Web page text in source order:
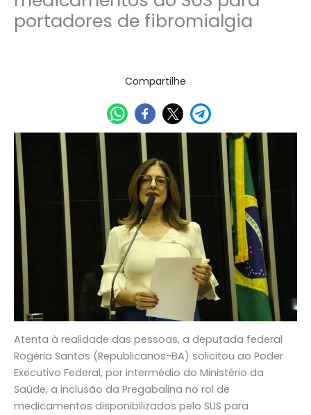
portadores de fibromialgia
Compartilhe
Atenta à realidade das pessoas, a deputada federal
Rogéria Santos (Republicanos-BA) solicitou ao Poder
Executivo Federal, por intermédio do Ministério da
Saúde, a inclusão da Pregabalina no rol de
medicamentos disponibilizados pelo SUS para